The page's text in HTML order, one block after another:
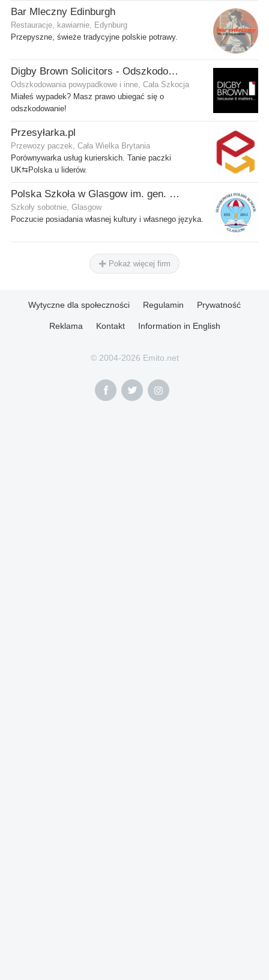
Bar Mleczny Edinburgh
Restauracje, kawiarnie, Edynburg
Przepyszne, świeże tradycyjne polskie potrawy.
Digby Brown Solicitors - Odszkodowania w Szkocji
Odszkodowania powypadkowe i inne, Cała Szkocja
Miałeś wypadek? Masz prawo ubiegać się o
odszkodowanie!
Przesyłarka.pl
Przewozy paczek, Cała Wielka Brytania
Porównywarka usług kurierskich. Tanie paczki
UK⇆Polska u liderów.
Polska Szkoła w Glasgow im. gen. Stanisława Sosabowskiego
Szkoły sobotnie, Glasgow
Poczucie posiadania własnej kultury i własnego języka.
Pokaż więcej firm
Wytyczne dla społeczności Regulamin Prywatność
Reklama Kontakt Information in English
© 2004-2026 Emito.net